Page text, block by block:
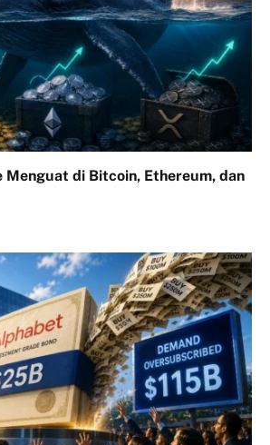
Menguat di Bitcoin, Ethereum, dan